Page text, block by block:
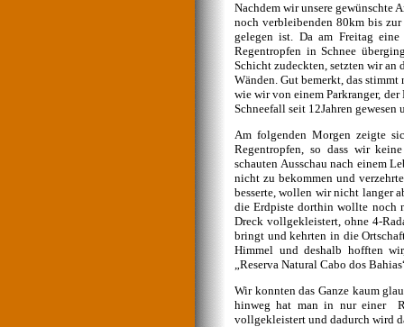
Nachdem wir unsere gewünschte
noch verbleibenden 80km bis
gelegen ist. Da am Freitag
Regentropfen in Schnee
Schicht zudeckten, setzten wir an
Wänden. Gut bemerkt, das
wie wir von einem Parkranger, der
Schneefall seit 12Jahren
Am folgenden Morgen zeigte
Regentropfen, so dass wir
schauten Ausschau nach einem
nicht zu bekommen und
besserte, wollen wir nicht langer
die Erdpiste dorthin wollte noch
Dreck vollgekleistert, ohne 4-
bringt und kehrten in die
Himmel und deshalb hofften
„Reserva Natural Cabo dos
Wir konnten das Ganze kaum
hinweg hat man in nur einer
vollgekleistert und dadurch wird